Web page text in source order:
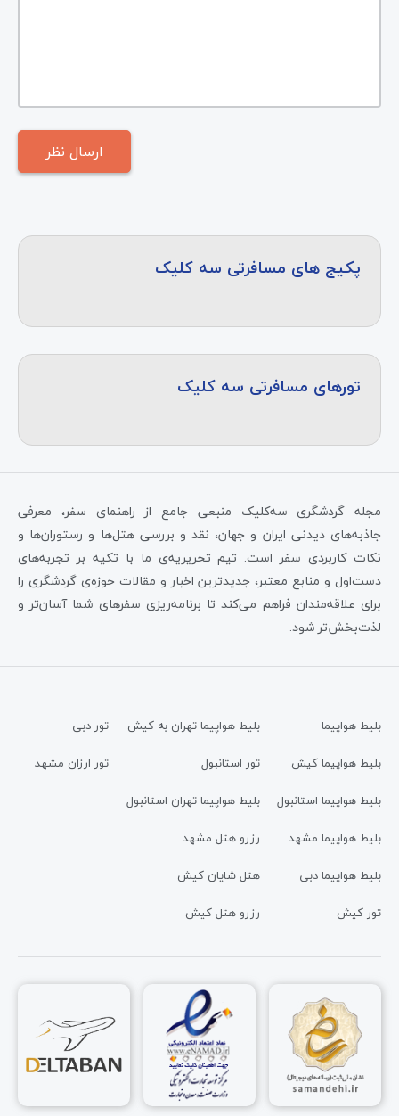
پکیج های مسافرتی سه کلیک
تورهای مسافرتی سه کلیک
مجله گردشگری سه‌کلیک منبعی جامع از راهنمای سفر، معرفی
جاذبه‌های دیدنی ایران و جهان، نقد و بررسی هتل‌ها و رستوران‌ها و
نکات کاربردی سفر است. تیم تحریریه‌ی ما با تکیه بر تجربه‌های
دست‌اول و منابع معتبر، جدیدترین اخبار و مقالات حوزه‌ی گردشگری را
برای علاقه‌مندان فراهم می‌کند تا برنامه‌ریزی سفرهای شما آسان‌تر و
لذت‌بخش‌تر شود.
بلیط هواپیما
بلیط هواپیما کیش
بلیط هواپیما استانبول
بلیط هواپیما مشهد
بلیط هواپیما دبی
تور کیش
بلیط هواپیما تهران به کیش
تور استانبول
بلیط هواپیما تهران استانبول
رزرو هتل مشهد
هتل شایان کیش
رزرو هتل کیش
تور دبی
تور ارزان مشهد